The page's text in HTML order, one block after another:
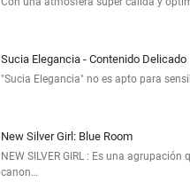
Sucia Elegancia - Contenido Delicado
"Sucia Elegancia" no es apto para
New Silver Girl: Blue Room
NEW SILVER GIRL : Es una agrupación
canon…